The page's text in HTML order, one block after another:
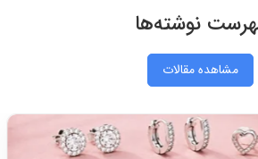
نوشته‌ها
مشاهده مقالات